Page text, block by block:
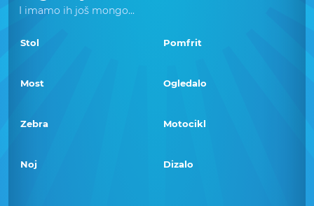
I imamo ih još mongo...
Stol Pomfrit
Most Ogledalo
Zebra Motocikl
Noj Dizalo